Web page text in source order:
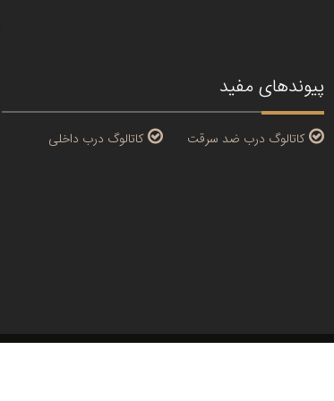
پیوندهای مفید
کاتالوگ درب ضد سرقت کاتالوگ درب داخلی